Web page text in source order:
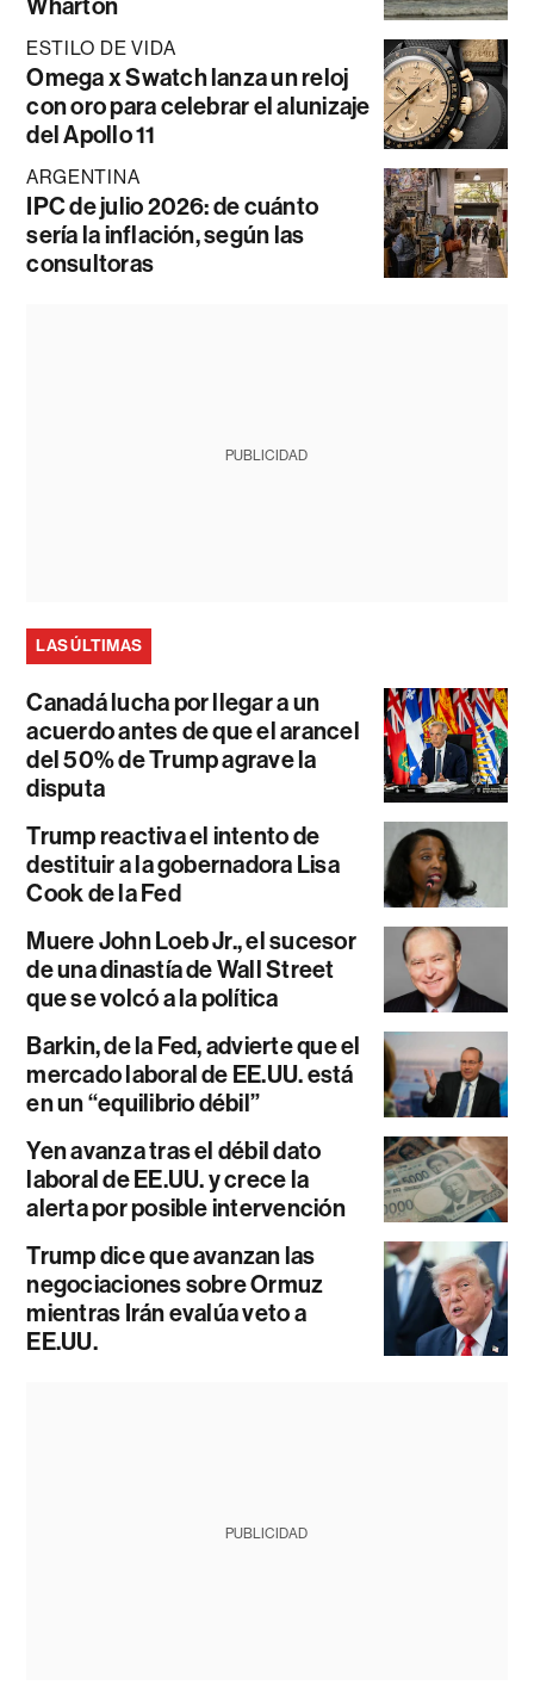
ESTILO DE VIDA
Omega x Swatch lanza un reloj
con oro para celebrar el alunizaje
del Apollo 11
ARGENTINA
IPC de julio 2026: de cuánto
sería la inflación, según las
consultoras
PUBLICIDAD
LAS ÚLTIMAS
Canadá lucha por llegar a un
acuerdo antes de que el arancel
del 50% de Trump agrave la
disputa
Trump reactiva el intento de
destituir a la gobernadora Lisa
Cook de la Fed
Muere John Loeb Jr., el sucesor
de una dinastía de Wall Street
que se volcó a la política
Barkin, de la Fed, advierte que el
mercado laboral de EE.UU. está
en un “equilibrio débil”
Yen avanza tras el débil dato
laboral de EE.UU. y crece la
alerta por posible intervención
Trump dice que avanzan las
negociaciones sobre Ormuz
mientras Irán evalúa veto a
EE.UU.
PUBLICIDAD